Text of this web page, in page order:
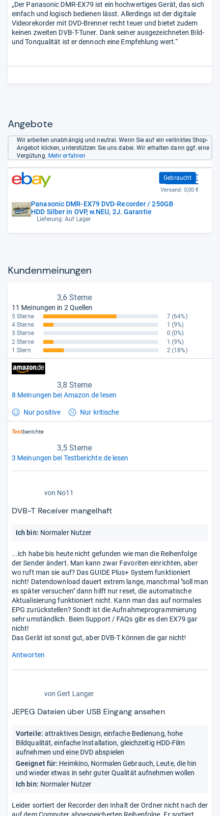
„Der Panasonic DMR-EX79 ist ein hochwertiges Gerät, das sich
einfach und logisch bedienen lässt. Allerdings ist der digitale
Videorekorder mit DVD-Brenner recht teuer und bietet zudem
keinen zweiten DVB-T-Tuner. Dank seiner ausgezeichneten Bild-
und Tonqualität ist er dennoch eine Empfehlung wert.“
Angebote
Wir arbeiten unabhängig und neutral. Wenn Sie auf ein verlinktes Shop-
Angebot klicken, unterstützen Sie uns dabei. Wir erhalten dann ggf. eine
Vergütung. Mehr erfahren
Panasonic DMR-EX79 DVD-Recorder / 250GB
HDD Silber in OVP, w.NEU, 2J. Garantie
Lieferung: Auf Lager
Gebraucht
299,99 €
Versand: 0,00 €
Kun­den­mei­nun­gen
3,6 Sterne
11 Meinungen in 2 Quellen
5 Sterne 7 (64%)
4 Sterne
1 (9%)
3 Sterne
0 (0%)
2 Sterne
1 (9%)
1 Stern
2 (18%)
3,8 Sterne
8 Meinungen bei Amazon.de lesen
Nur positive Nur kritische
3,5 Sterne
3 Meinungen bei Testberichte.de lesen
5
von No11
DVB-T Receiver mangelhaft
Ich bin: Normaler Nutzer
...ich habe bis heute nicht gefunden wie man die Reihenfolge
der Sender ändert. Man kann zwar Favoriten einrichten, aber
wo ruft man sie auf? Das GUIDE Plus+ System funktioniert
nicht! Datendownload dauert extrem lange, manchmal "soll man
es später versuchen" dann hilft nur reset, die automatische
Aktualisierung funktioniert nicht. Kann man das auf normales
EPG zurückstellen? Sondt ist die Aufnahmeprogrammierung
sehr umständlich. Beim Support / FAQs gibr es den EX79 gar
nicht!
Das Gerät ist sonst gut, aber DVB-T können die gar nicht!
Antworten
5
von Gert Langer
JEPEG Dateien über USB Eingang ansehen
Vorteile: attraktives Design, einfache Bedienung, hohe
Bildqualität, einfache Installation, gleichzeitig HDD-Film
aufnehmen und eine DVD abspielen
Geeignet für: Heimkino, Normalen Gebrauch, Leute, die hin
und wieder etwas in sehr guter Qualität aufnehmen wollen
Ich bin: Normaler Nutzer
Leider sortiert der Recorder den Inhalt der Ordner nicht nach der
auf dem Computer abgespeicherten Reihenfolge. Er sortiert